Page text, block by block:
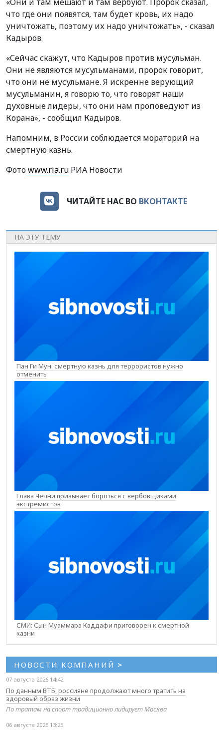
что где они появятся, там будет кровь, их надо
уничтожать, поэтому их надо уничтожать», - сказал
Кадыров.
«Сейчас скажут, что Кадыров против мусульман.
Они не являются мусульманами, пророк говорит,
что они не мусульмане. Я искренне верующий
мусульманин, я говорю то, что говорят наши
духовные лидеры, что они нам проповедуют из
Корана», - сообщил Кадыров.
Напомним, в России соблюдается мораторий на
смертную казнь.
Фотоwww.ria.ru РИА Новости
ЧИТАЙТЕ НАС ВО ВКОНТАКТЕ
НА ЭТУ ТЕМУ
Пан Ги Мун: смертную казнь для террористов нужно
отменить
Глава Чечни призывает бороться с вербовщиками
экстремистов
СМИ: Сын Муаммара Каддафи приговорен к смертной
казни
НОВОСТИ КОМПАНИЙ >
07 августа 2026 14:42
По данным ВТБ, россияне продолжают много тратить на
здоровый образ жизни
По тратам на спорт традиционно лидирует Москва
06 августа 2026 13:25